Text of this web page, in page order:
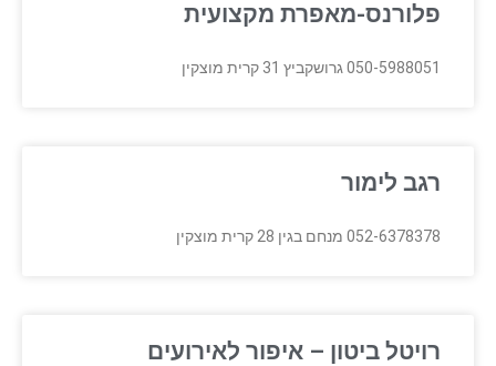
פלורנס-מאפרת מקצועית
050-5988051 גרושקביץ 31 קרית מוצקין
רגב לימור
052-6378378 מנחם בגין 28 קרית מוצקין
רויטל ביטון – איפור לאירועים